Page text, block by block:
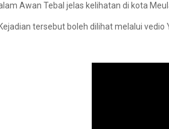
Awan Tebal jelas kelihatan di kota
Kejadian tersebut boleh dilihat melalui vedio